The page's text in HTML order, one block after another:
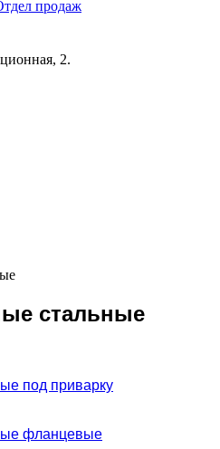
продаж
2.
стальные
под приварку
фланцевые